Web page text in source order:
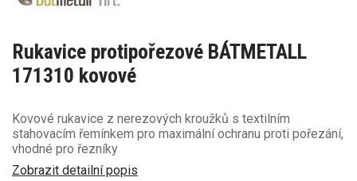
Rukavice protipořezové BÁTMETALL
171310 kovové
Kovové rukavice z nerezových kroužků s textilním
stahovacím řemínkem pro maximální ochranu proti pořezání,
vhodné pro řezníky
Zobrazit detailní popis